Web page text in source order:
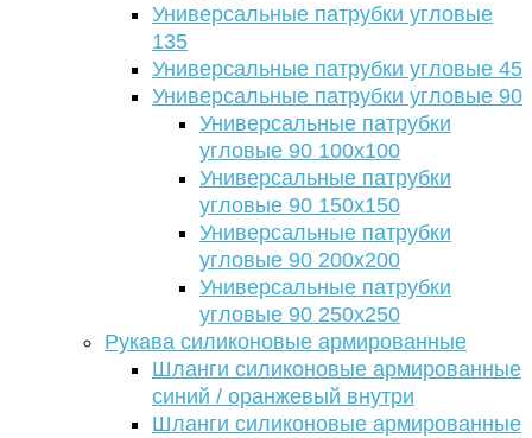
Универсальные патрубки угловые
135
Универсальные патрубки угловые 45
Универсальные патрубки угловые 90
Универсальные патрубки
угловые 90 100х100
Универсальные патрубки
угловые 90 150х150
Универсальные патрубки
угловые 90 200х200
Универсальные патрубки
угловые 90 250х250
Рукава силиконовые армированные
Шланги силиконовые армированные
синий / оранжевый внутри
Шланги силиконовые армированные